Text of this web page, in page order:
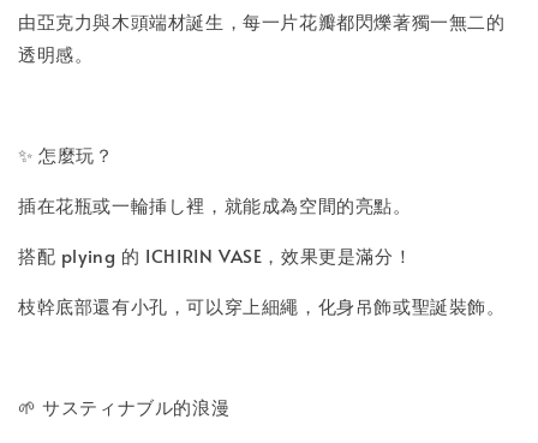
由亞克力與木頭端材誕生，每一片花瓣都閃爍著獨一無二的
透明感。
✨ 怎麼玩？
插在花瓶或一輪挿し裡，就能成為空間的亮點。
搭配 plying 的 ICHIRIN VASE，效果更是滿分！
枝幹底部還有小孔，可以穿上細繩，化身吊飾或聖誕裝飾。
🌱 サスティナブル的浪漫